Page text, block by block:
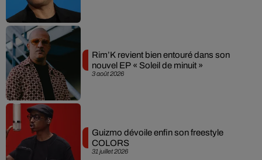
3 août 2026
Rim’K revient bien entouré dans son
nouvel EP « Soleil de minuit »
31 juillet 2026
Guizmo dévoile enfin son freestyle
COLORS